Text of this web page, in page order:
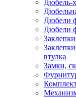
Дюбель-
Дюбели
Дюбели
Заклепки
втулка
Замки,